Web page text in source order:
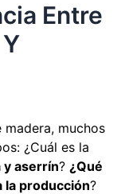
Entre
muchos
¿Cuál es la
aserrín? ¿Qué
la producción?